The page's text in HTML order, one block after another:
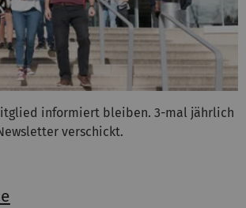
informiert bleiben. 3-mal jährlich
verschickt.